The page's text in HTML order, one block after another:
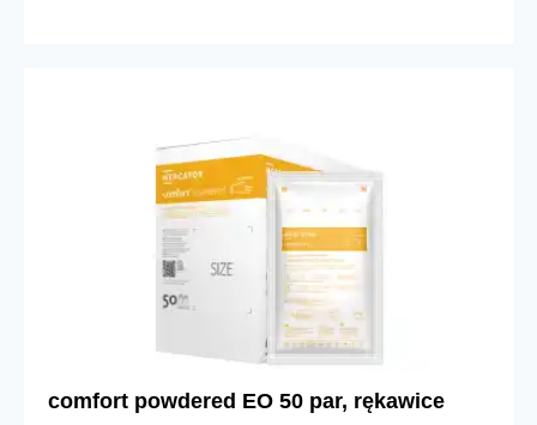
comfort powdered EO 50 par, rękawice